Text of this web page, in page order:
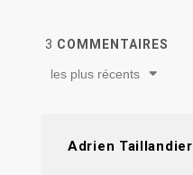
3 COMMENTAIRES
les plus récents
Adrien Taillandier